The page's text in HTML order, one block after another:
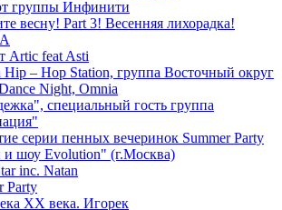
группы Инфинити
весну! Part 3! Весенняя лихорадка!
Artic feat Asti
Hip – Hop Station, группа Восточный округ
Night, Omnia
специальный гость группа
серии пенных вечеринок Summer Party
и шоу Evolution" (г.Москва)
inc. Natan
Party
ХХ века. Игорек